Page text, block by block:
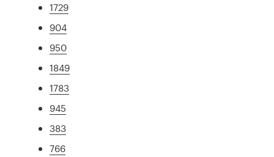
1729
904
950
1849
1783
945
383
766